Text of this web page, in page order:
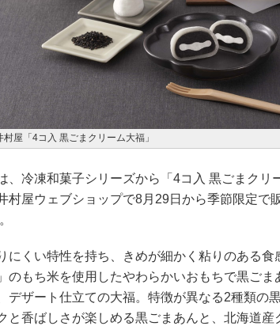
村屋「4コ入 黒ごまクリーム大福」
、冷凍和菓子シリーズから「4コ入 黒ごまクリ
村屋ウェブショップで8月29日から季節限定で
くい特性を持ち、きめが細かく粘りのある食
のもち米を使用したやわらかいおもちで黒ごま
デザート仕立ての大福。特徴が異なる2種類の
と香ばしさが楽しめる黒ごまあんと、北海道